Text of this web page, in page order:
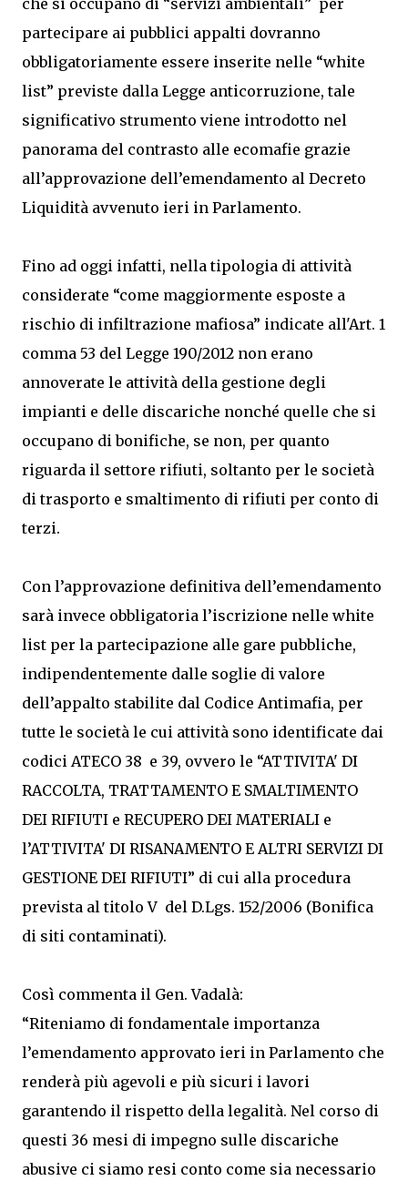
che si occupano di “servizi ambientali” per
partecipare ai pubblici appalti dovranno
obbligatoriamente essere inserite nelle “white
list” previste dalla Legge anticorruzione, tale
significativo strumento viene introdotto nel
panorama del contrasto alle ecomafie grazie
all’approvazione dell’emendamento al Decreto
Liquidità avvenuto ieri in Parlamento.
Fino ad oggi infatti, nella tipologia di attività
considerate “come maggiormente esposte a
rischio di infiltrazione mafiosa” indicate all'Art. 1
comma 53 del Legge 190/2012 non erano
annoverate le attività della gestione degli
impianti e delle discariche nonché quelle che si
occupano di bonifiche, se non, per quanto
riguarda il settore rifiuti, soltanto per le società
di trasporto e smaltimento di rifiuti per conto di
terzi.
Con l’approvazione definitiva dell’emendamento
sarà invece obbligatoria l’iscrizione nelle white
list per la partecipazione alle gare pubbliche,
indipendentemente dalle soglie di valore
dell’appalto stabilite dal Codice Antimafia, per
tutte le società le cui attività sono identificate dai
codici ATECO 38 e 39, ovvero le “ATTIVITA' DI
RACCOLTA, TRATTAMENTO E SMALTIMENTO
DEI RIFIUTI e RECUPERO DEI MATERIALI e
l’ATTIVITA' DI RISANAMENTO E ALTRI SERVIZI DI
GESTIONE DEI RIFIUTI” di cui alla procedura
prevista al titolo V del D.Lgs. 152/2006 (Bonifica
di siti contaminati).
Così commenta il Gen. Vadalà:
“Riteniamo di fondamentale importanza
l’emendamento approvato ieri in Parlamento che
renderà più agevoli e più sicuri i lavori
garantendo il rispetto della legalità. Nel corso di
questi 36 mesi di impegno sulle discariche
abusive ci siamo resi conto come sia necessario